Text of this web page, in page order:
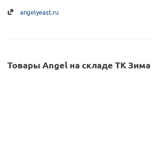
angelyeast.ru
Товары Angel на складе ТК Зима